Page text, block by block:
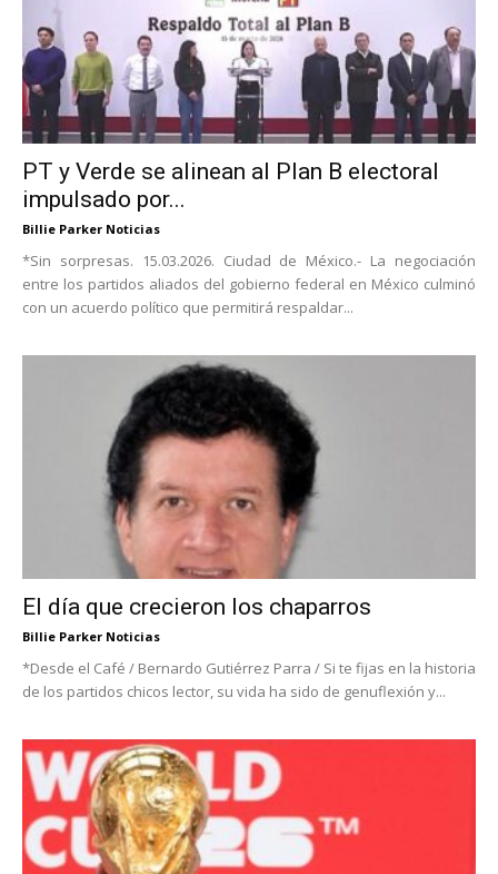
PT y Verde se alinean al Plan B electoral
impulsado por...
Billie Parker Noticias
*Sin sorpresas. 15.03.2026. Ciudad de México.- La negociación
entre los partidos aliados del gobierno federal en México culminó
con un acuerdo político que permitirá respaldar...
El día que crecieron los chaparros
Billie Parker Noticias
*Desde el Café / Bernardo Gutiérrez Parra / Si te fijas en la historia
de los partidos chicos lector, su vida ha sido de genuflexión y...